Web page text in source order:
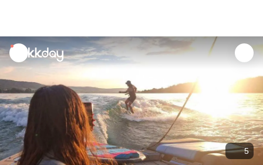
unread
notifications
5